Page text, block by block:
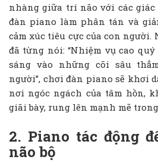
nhàng giữa trí não với các
đàn piano làm phân tán và
cảm xúc tiêu cực của con người.
đã từng nói: “Nhiệm vụ cao
sáng vào những cõi sâu
người”, chơi đàn piano sẽ khơi
nơi ngóc ngách của tâm hồn,
giãi bày, rung lên mạnh mẽ
2. Piano tác động
não bộ